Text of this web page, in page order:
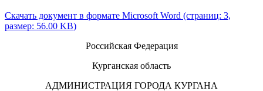
Скачать документ в формате Microsoft Word (страниц: 3,
размер: 56.00 KB)
Российская Федерация
Курганская область
АДМИНИСТРАЦИЯ ГОРОДА КУРГАНА